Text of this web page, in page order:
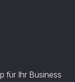
für Ihr Business